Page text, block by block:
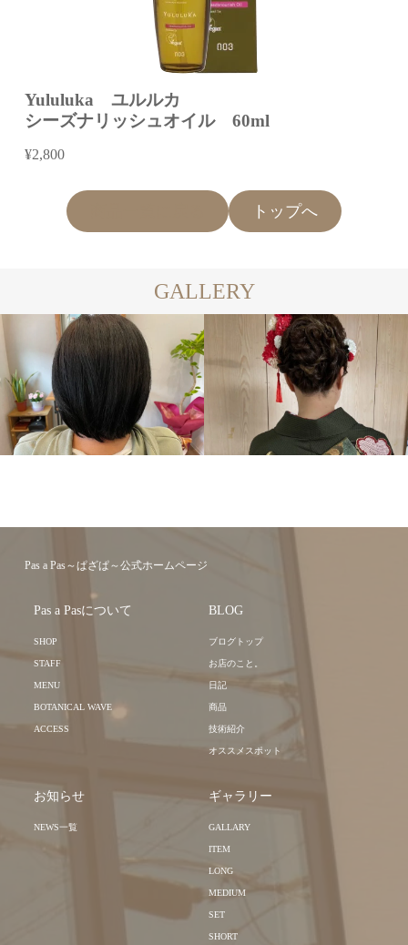
Yululuka ユルルカ
シーズナリッシュオイル 60ml
¥2,800
トップへ
GALLERY
SHORT SET
Pas a Pas～ぱざぱ～公式ホームページ
Pas a Pasについて
SHOP
STAFF
MENU
BOTANICAL WAVE
ACCESS
BLOG
ブログトップ
お店のこと。
日記
商品
技術紹介
オススメスポット
お知らせ
NEWS一覧
ギャラリー
GALLARY
ITEM
LONG
MEDIUM
SET
SHORT